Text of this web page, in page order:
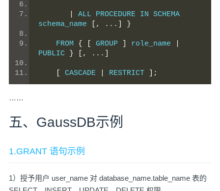
ALL PROCEDURE IN SCHEMA
schema_name
[, ...] }
    FROM
{ GROUP role_name
PUBLIC
} [, ...]
CASCADE RESTRICT ];
……
五、GaussDB示例
1.GRANT 语句示例
1）授予用户 user_name 对 database_name.table_name 表的